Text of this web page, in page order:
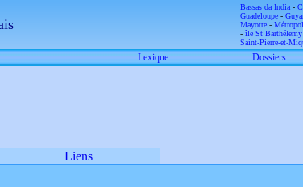
Bassas da India-
Guadeloupe-
Mayotte-
- île St Barthélemy
Saint-Pierre-et-
Lexique Dossiers
Liens